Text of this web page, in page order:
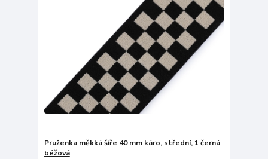
Pruženka měkká šíře 40 mm káro, střední, 1 černá
béžová